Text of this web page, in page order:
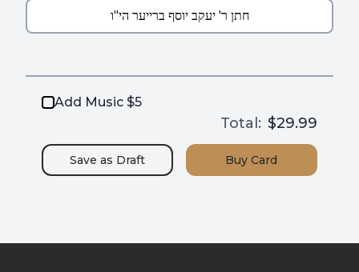
Add Music $5
Total: $29.99
Save as Draft BuyCard